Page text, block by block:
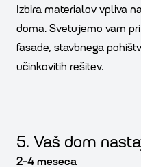
Izbira materialov vpliva
doma. Svetujemo vam
fasade, stavbnega
učinkovitih rešitev.
5. Vaš dom
2-4 meseca